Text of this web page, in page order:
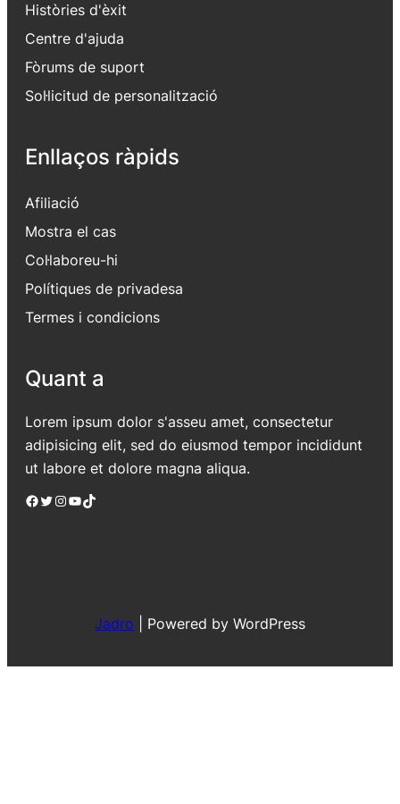
Històries d'èxit
Centre d'ajuda
Fòrums de suport
Sol·licitud de personalització
Enllaços ràpids
Afiliació
Mostra el cas
Col·laboreu-hi
Polítiques de privadesa
Termes i condicions
Quant a
Lorem ipsum dolor s'asseu amet, consectetur
adipisicing elit, sed do eiusmod tempor incididunt
ut labore et dolore magna aliqua.
Facebook Twitter Instagram YouTube TikTok
Jadro Powered by WordPress